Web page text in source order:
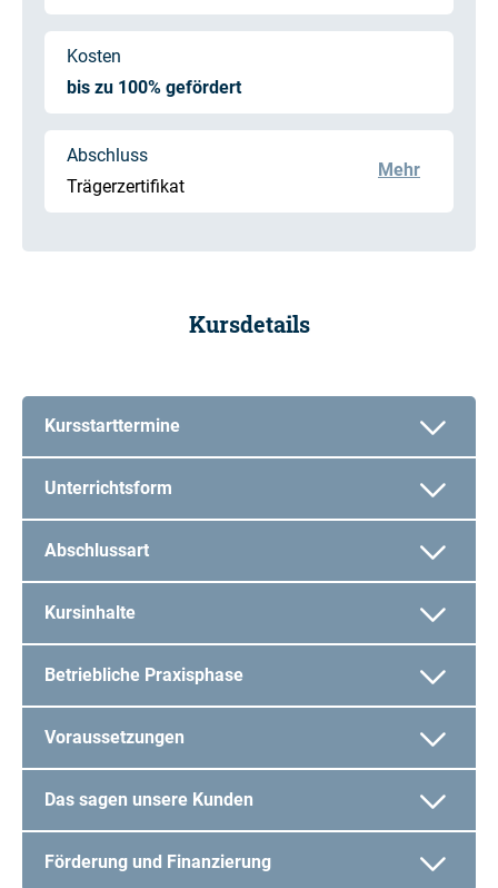
Kosten
bis zu 100% gefördert
Abschluss
Trägerzertifikat
Mehr
Kursdetails
Kursstarttermine
Unterrichtsform
Abschlussart
Kursinhalte
Betriebliche Praxisphase
Voraussetzungen
Das sagen unsere Kunden
Förderung und Finanzierung